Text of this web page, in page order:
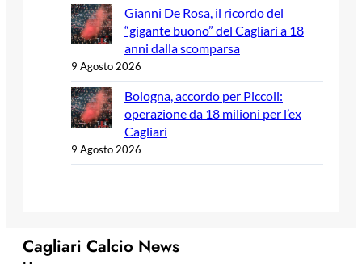
Gianni De Rosa, il ricordo del
“gigante buono” del Cagliari a 18
anni dalla scomparsa
9 Agosto 2026
Bologna, accordo per Piccoli:
operazione da 18 milioni per l’ex
Cagliari
9 Agosto 2026
Cagliari Calcio News